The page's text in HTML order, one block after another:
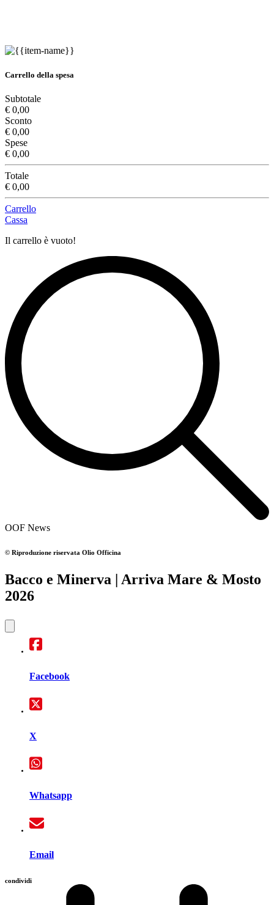
Carrello della spesa
Subtotale
€ 0,00
Sconto
€ 0,00
Spese
€ 0,00
Totale
€ 0,00
Carrello
Cassa
Il carrello è vuoto!
OOF News
© Riproduzione riservata Olio Officina
Bacco e Minerva | Arriva Mare & Mosto
2026
Facebook
X
Whatsapp
Email
condividi